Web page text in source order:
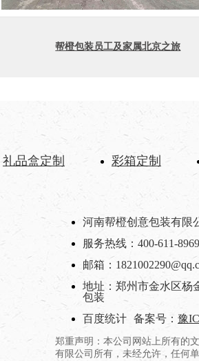
帮橙包装员工及家属北京之旅
礼品盒定制 彩箱定制
河南帮橙创意包装有限
服务热线：400-611-
邮箱：
地址：郑州市金水区杨
包装
百度统计 备案号： 豫
郑重声明：本公司网站上所有的
有限公司所有，未经允许，任何